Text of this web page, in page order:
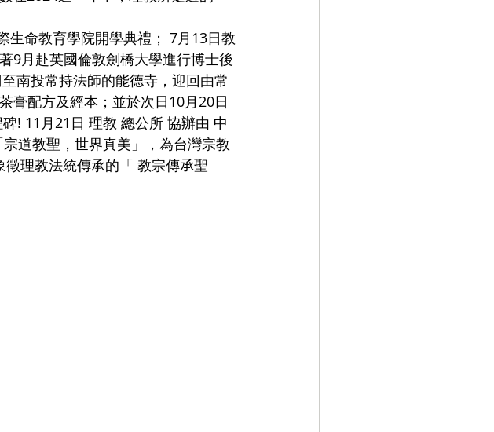
9月赴英國倫敦劍橋大學進行博士後
南投常持法師的能德寺，迎回由常
膏配方及經本；並於次日10月20日
! 11月21日 理教 總公所 協辦由 中
道教聖，世界真美」，為台灣宗教
理教法統傳承的「 教宗傳𠄘聖